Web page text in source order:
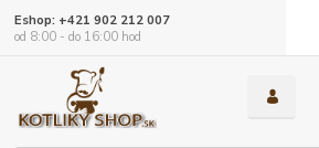
Eshop: +421 902 212 007
od 8:00 - do 16:00 hod